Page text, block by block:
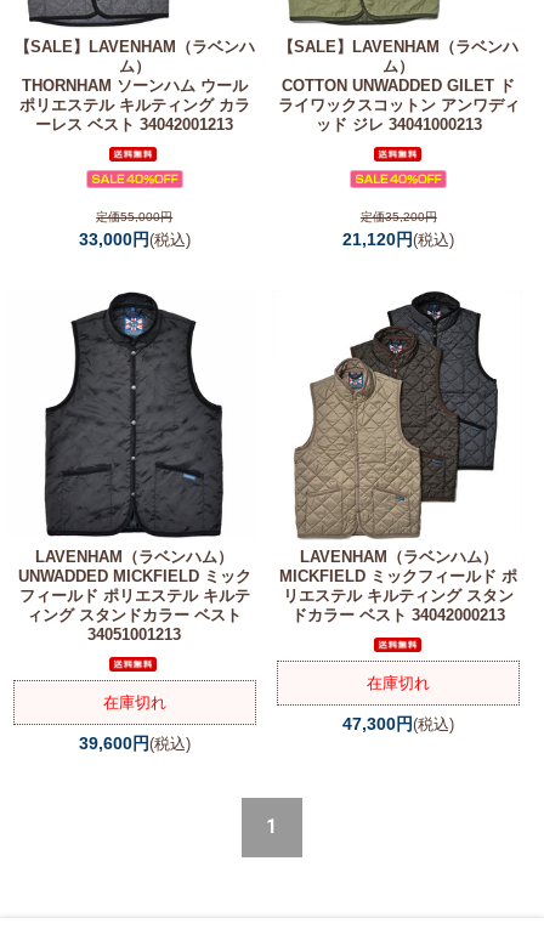
【SALE】
LAVENHAM（ラベンハ
ム）
THORNHAM ソーンハム ウール
ポリエステル キルティング カラ
ーレス ベスト 34042001213
定価55,000円
33,000円(税込)
【SALE】
LAVENHAM（ラベンハ
ム）
COTTON UNWADDED GILET ド
ライワックスコットン アンワディ
ッド ジレ 34041000213
定価35,200円
21,120円(税込)
LAVENHAM（ラベンハム）
UNWADDED MICKFIELD ミック
フィールド ポリエステル キルテ
ィング スタンドカラー ベスト
34051001213
在庫切れ
39,600円(税込)
LAVENHAM（ラベンハム）
MICKFIELD ミックフィールド ポ
リエステル キルティング スタン
ドカラー ベスト 34042000213
在庫切れ
47,300円(税込)
1